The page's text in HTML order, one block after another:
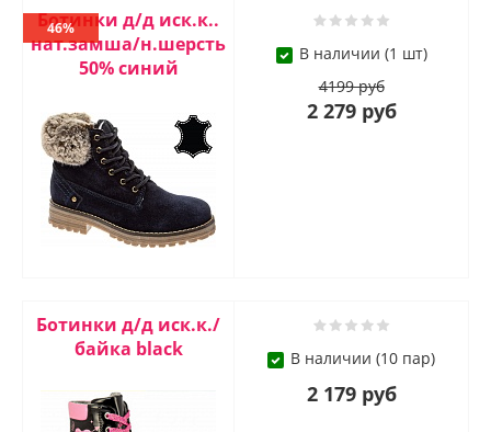
Ботинки д/д иск.к..
нат.замша/н.шерсть
50% синий
46%
В наличии (1 шт)
4199 руб
2 279 руб
Ботинки д/д иск.к./
байка black
В наличии (10 пар)
2 179 руб